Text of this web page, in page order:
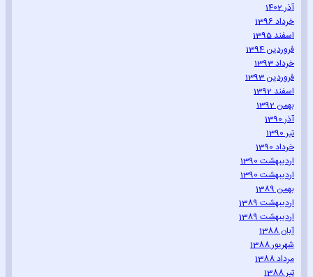
آذر 1402
خرداد 1396
اسفند 1395
فروردین 1394
خرداد 1393
فروردین 1393
اسفند 1392
بهمن 1392
آذر 1390
تیر 1390
خرداد 1390
اردیبهشت 1390
اردیبهشت 1390
بهمن 1389
اردیبهشت 1389
اردیبهشت 1389
آبان 1388
شهریور 1388
مرداد 1388
تیر 1388